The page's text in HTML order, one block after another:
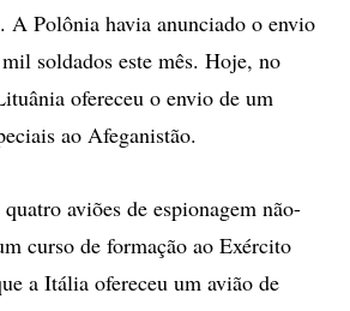
A Polônia havia anunciado o envio
soldados este mês. Hoje, no
ofereceu o envio de um
ao Afeganistão.
aviões de espionagem não-
curso de formação ao Exército
a Itália ofereceu um avião de